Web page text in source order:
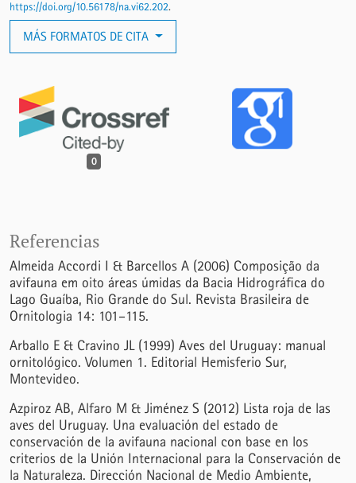
https://doi.org/10.56178/na.vi62.202.
MÁS FORMATOS DE CITA
0
Referencias
Almeida Accordi I & Barcellos A (2006) Composição da
avifauna em oito áreas úmidas da Bacia Hidrográfica do
Lago Guaíba, Rio Grande do Sul. Revista Brasileira de
Ornitologia 14: 101–115.
Arballo E & Cravino JL (1999) Aves del Uruguay: manual
ornitológico. Volumen 1. Editorial Hemisferio Sur,
Montevideo.
Azpiroz AB, Alfaro M & Jiménez S (2012) Lista roja de las
aves del Uruguay. Una evaluación del estado de
conservación de la avifauna nacional con base en los
criterios de la Unión Internacional para la Conservación de
la Naturaleza. Dirección Nacional de Medio Ambiente,